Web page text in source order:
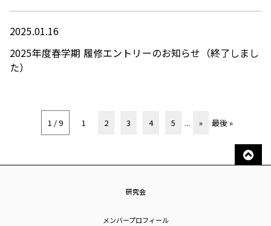
2025.01.16
2025年度春学期 履修エントリーのお知らせ（終了しまし
た）
1 / 9 1 2 3 4 5 ... » 最後 »
研究会
メンバープロフィール